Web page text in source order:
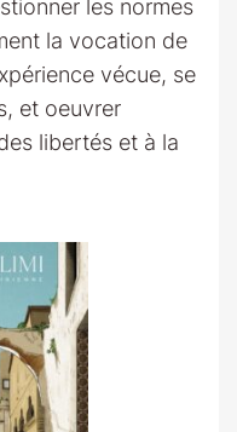
les normes
la vocation de
vécue, se
et oeuvrer
libertés et à la